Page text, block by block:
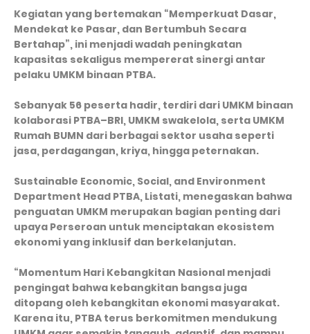
Kegiatan yang bertemakan “Memperkuat Dasar,
Mendekat ke Pasar, dan Bertumbuh Secara
Bertahap”, ini menjadi wadah peningkatan
kapasitas sekaligus mempererat sinergi antar
pelaku UMKM binaan PTBA.
Sebanyak 56 peserta hadir, terdiri dari UMKM binaan
kolaborasi PTBA–BRI, UMKM swakelola, serta UMKM
Rumah BUMN dari berbagai sektor usaha seperti
jasa, perdagangan, kriya, hingga peternakan.
Sustainable Economic, Social, and Environment
Department Head PTBA, Listati, menegaskan bahwa
penguatan UMKM merupakan bagian penting dari
upaya Perseroan untuk menciptakan ekosistem
ekonomi yang inklusif dan berkelanjutan.
“Momentum Hari Kebangkitan Nasional menjadi
pengingat bahwa kebangkitan bangsa juga
ditopang oleh kebangkitan ekonomi masyarakat.
Karena itu, PTBA terus berkomitmen mendukung